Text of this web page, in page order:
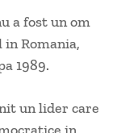
a fost un om
Romania,
1989.
un lider care